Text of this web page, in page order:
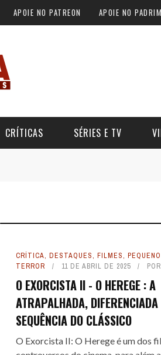
APOIE NO PATREON APOIE NO
SPOILER #151 - AVATAR -
A HORA DE PARAR
DE 2025 16
PARA OS FILHOS DO
CRÍTICAS
PARA OS FILHOS DO
SÉRIES E TV
DE CAVALEIROS DO
TRAP: O FILME COM O
CRÍTICA, DESTAQUES, FILMES,
TERROR
11 DE ABRIL DE 2025 POR
O EXORCISTA II - O HEREGE : A
ATRAPALHADA,
SEQUÊNCIA DO CLÁSSICO
O Exorcista II: O Herege é um dos